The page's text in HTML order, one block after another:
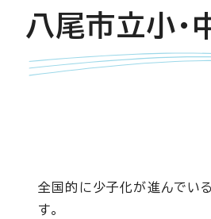
八尾市立小
全国的に少子化が進んでい
す。